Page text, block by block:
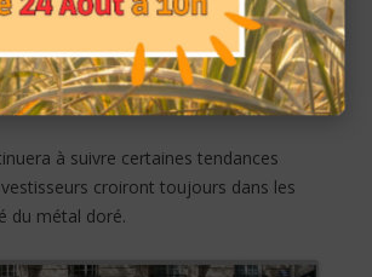
peuvent être utilisées pour
sur le marché de l’or.
l’or
à suivre certaines tendances
croiront toujours dans les
du métal doré.